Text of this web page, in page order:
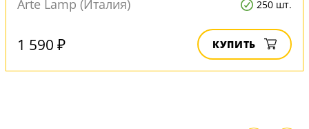
Arte Lamp (Италия) 250 шт.
1 590 ₽ КУПИТЬ